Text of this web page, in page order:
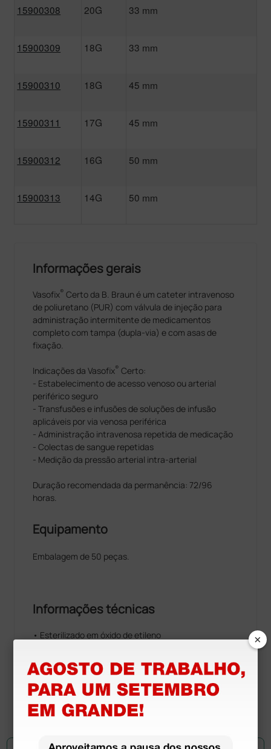
15900308 20G 33 mm
15900309 18G 33 mm
15900310 18G 45 mm
15900311 17G 45 mm
15900312 16G 50 mm
15900313 14G 50 mm
Informações gerais
Vasofix® Certo da B. Braun é um cateter intravenoso
de poliuretano (PUR) com válvula de injeção para
administração intermitente de medicamentos
completo com tampa (dupla-via) e com asas de
fixação.
Indicações da Vasofix® Certo:
- Estabelecimento de acesso venoso ou arterial
periférico seguro
- Transfusões e infusões de soluções de infusão
aplicáveis ​​por via venosa periférica
- Administração intravenosa repetida de medicação
- Colectas de sangue repetidas
- Medição da pressão arterial intra-arterial
Duração recomendada da permanência: 72/96
horas.
Equipamento
Embalagem de 50 peças.
Informações técnicas
• Esterilizado em óxido de etileno
• Cor de referência: amarelo
• Tamanho da agulha: 24G × 19mm
• Fluxo: 22 ml/min
×